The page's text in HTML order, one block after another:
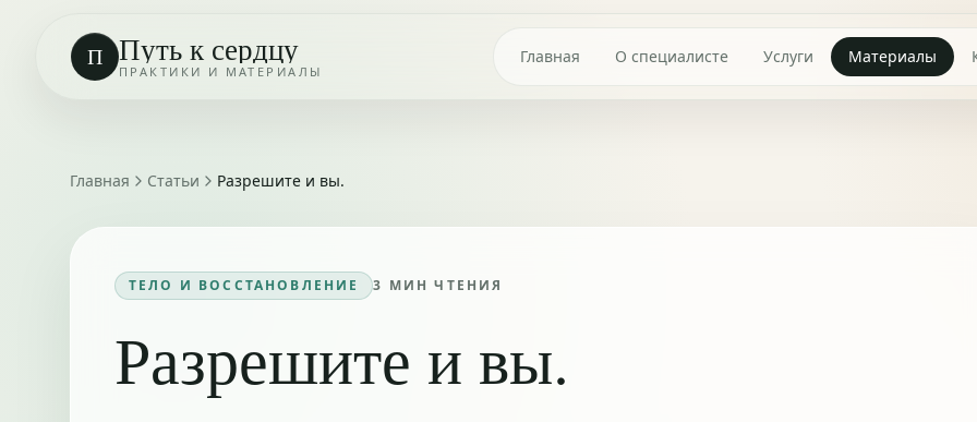
П Путь к сердцу
ПРАКТИКИ И МАТЕРИАЛЫ
Главная О специалисте Услуги Материалы
Главная Статьи Разрешите и вы.
ТЕЛО И ВОССТАНОВЛЕНИЕ 3 МИН ЧТЕНИЯ
Разрешите и вы.